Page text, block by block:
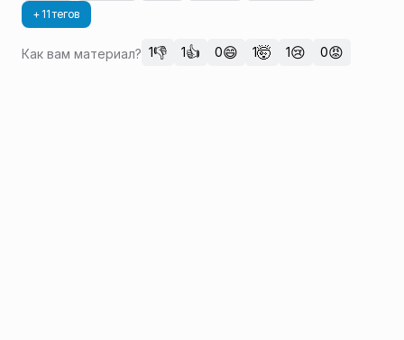
+ 11 тегов
Как вам материал? 1👎 1👍 0😄 1🤯 1😢 0😡